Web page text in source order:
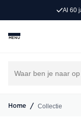
MENU
Home / Collectie